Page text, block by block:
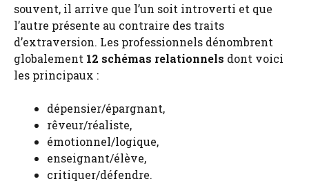
souvent, il arrive que l’un soit introverti et que
l’autre présente au contraire des traits
d’extraversion. Les professionnels dénombrent
globalement 12 schémas relationnels dont voici
les principaux :
dépensier/épargnant,
rêveur/réaliste,
émotionnel/logique,
enseignant/élève,
critiquer/défendre.